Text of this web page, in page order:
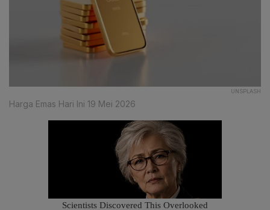
UNSPLASH
Harga Emas Hari Ini 19 Mei 2026